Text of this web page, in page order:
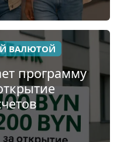
ВАЛЮТОЙ
программу